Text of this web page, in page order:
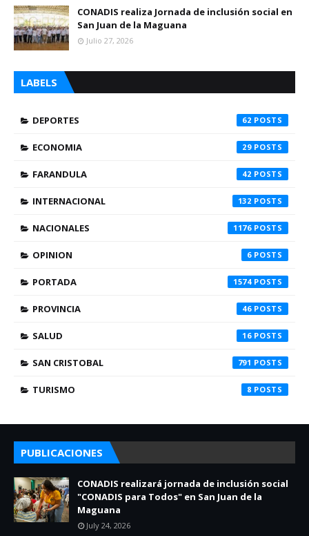
CONADIS realiza Jornada de inclusión social en
San Juan de la Maguana
Julio 27, 2026
LABELS
DEPORTES 62
ECONOMIA 29
FARANDULA 42
INTERNACIONAL 132
NACIONALES 1176
OPINION 6
PORTADA 1574
PROVINCIA 46
SALUD 16
SAN CRISTOBAL 791
TURISMO 8
PUBLICACIONES
CONADIS realizará jornada de inclusión social
"CONADIS para Todos" en San Juan de la
Maguana
July 24, 2026